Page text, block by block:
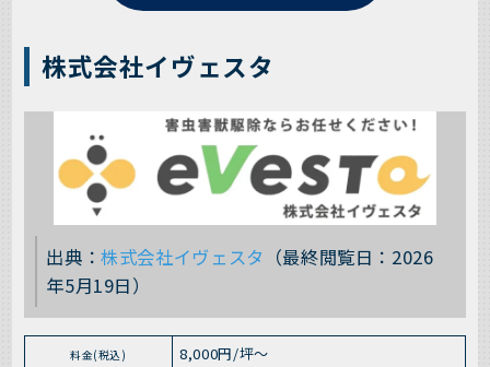
株式会社イヴェスタ
出典：株式会社イヴェスタ （最終閲覧日：2026
年5月19日）
料金(税込) 8,000円/坪〜